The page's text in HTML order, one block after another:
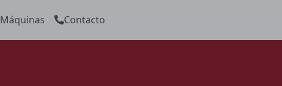
Máquinas Contacto